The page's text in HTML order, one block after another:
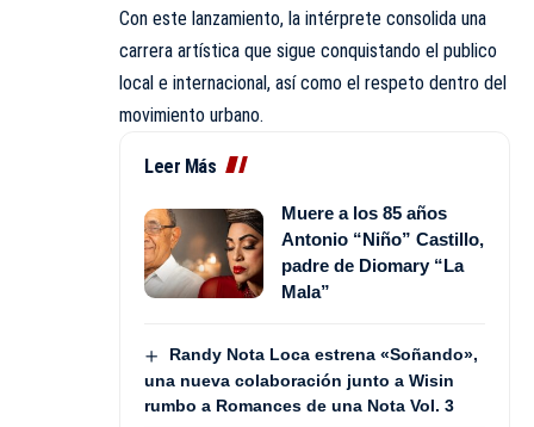
Con este lanzamiento, la intérprete consolida una
carrera artística que sigue conquistando el publico
local e internacional, así como el respeto dentro del
movimiento urbano.
Leer Más
Muere a los 85 años
Antonio “Niño” Castillo,
padre de Diomary “La
Mala”
Randy Nota Loca estrena «Soñando»,
una nueva colaboración junto a Wisin
rumbo a Romances de una Nota Vol. 3